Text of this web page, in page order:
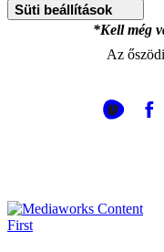
Süti beállítások
*Kell még
Az